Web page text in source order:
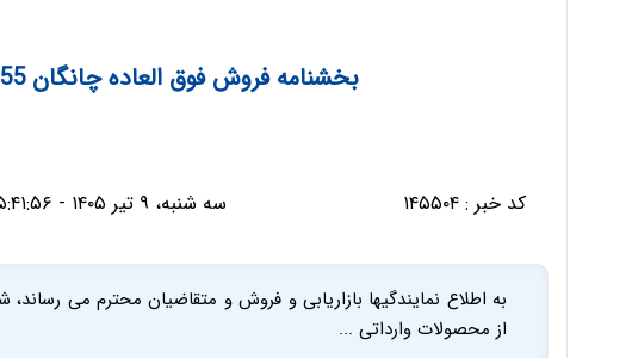
بخشنامه فروش فوق العاده چانگان CS55 (تیر 1405)
کد خبر :۱۴۵۵۰۴ سه شنبه، ۹ تیر ۱۴۰۵ - ۱۵:۴۱:۵۶
از محصولات وارداتی ...